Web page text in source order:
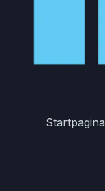
Startpagina